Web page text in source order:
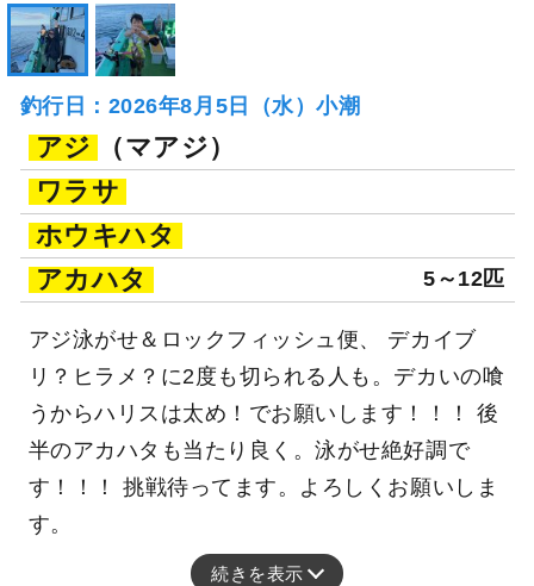
釣行日：2026年8月5日（水）小潮
アジ
（マアジ）
ワラサ
ホウキハタ
アカハタ
5～12匹
アジ泳がせ＆ロックフィッシュ便、 デカイブ
リ？ヒラメ？に2度も切られる人も。デカいの喰
うからハリスは太め！でお願いします！！！ 後
半のアカハタも当たり良く。泳がせ絶好調で
す！！！ 挑戦待ってます。よろしくお願いしま
す。
続きを表示